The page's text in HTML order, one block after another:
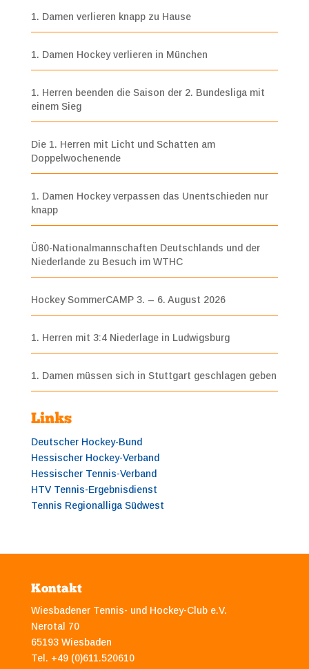
1. Damen verlieren knapp zu Hause
1. Damen Hockey verlieren in München
1. Herren beenden die Saison der 2. Bundesliga mit
einem Sieg
Die 1. Herren mit Licht und Schatten am
Doppelwochenende
1. Damen Hockey verpassen das Unentschieden nur
knapp
Ü80-Nationalmannschaften Deutschlands und der
Niederlande zu Besuch im WTHC
Hockey SommerCAMP 3. – 6. August 2026
1. Herren mit 3:4 Niederlage in Ludwigsburg
1. Damen müssen sich in Stuttgart geschlagen geben
Links
Deutscher Hockey-Bund
Hessischer Hockey-Verband
Hessischer Tennis-Verband
HTV Tennis-Ergebnisdienst
Tennis Regionalliga Südwest
Kontakt
Wiesbadener Tennis- und Hockey-Club e.V.
Nerotal 70
65193 Wiesbaden
Tel. +49 (0)611.520610